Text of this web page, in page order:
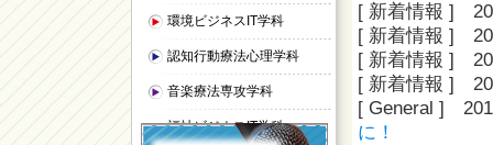
[ 新着情報 ]
[ 新着情報 ]
[ 新着情報 ]
[ 新着情報 ]
[ General ]
に！
環境ビジネスIT学科
認知行動療法心理学科
音楽療法専攻学科
福祉ビジネスIT学科